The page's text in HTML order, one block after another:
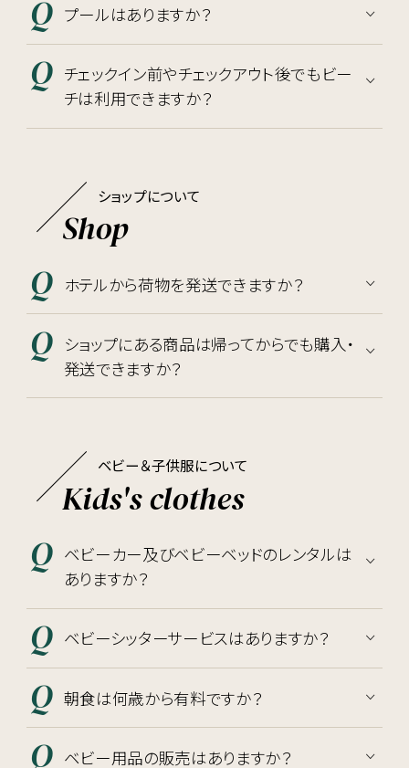
プールはありますか？
チェックイン前やチェックアウト後でもビー
チは利用できますか？
ショップについて
Shop
ホテルから荷物を発送できますか？
ショップにある商品は帰ってからでも購入・
発送できますか？
ベビー＆子供服について
Kids's clothes
ベビーカー及びベビーベッドのレンタルは
ありますか？
ベビーシッターサービスはありますか？
朝食は何歳から有料ですか？
ベビー用品の販売はありますか？